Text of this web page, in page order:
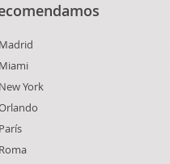
York